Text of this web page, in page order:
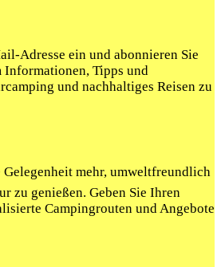
Adresse ein und abonnieren Sie
Informationen, Tipps und
und nachhaltiges Reisen zu
mehr, umweltfreundlich
zu genießen. Geben Sie Ihren
Campingrouten und Angebote